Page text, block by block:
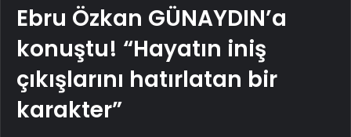
Ebru Özkan GÜNAYDIN’a
konuştu! “Hayatın iniş
çıkışlarını hatırlatan bir
karakter”